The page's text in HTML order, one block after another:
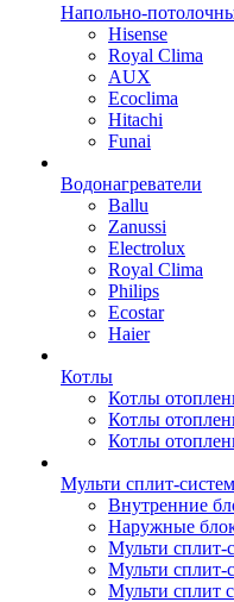
Напольно-
Hisense
Royal Clima
AUX
Ecoclima
Hitachi
Funai
Водонагреватели
Ballu
Zanussi
Electrolux
Royal Clima
Philips
Ecostar
Haier
Котлы
Котлы
Котлы
Котлы
Мульти сплит-
Внутренние
Наружные
Мульти сплит-
Мульти сплит-
Мульти сплит